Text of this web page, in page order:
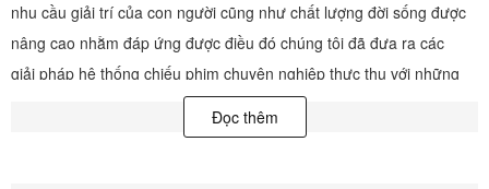
nhu cầu giải trí của con người cũng như chất lượng đời sống được
nâng cao nhằm đáp ứng được điều đó chúng tôi đã đưa ra các
giải pháp hệ thống chiếu phim chuyên nghiệp thực thụ với những
thước phim được tái tạo lại 1 cách trung thực nhất và ấn tượng nhất
cùng với những hệ thống âm thanh được nhập khẩu chính hãng rõ
Đọc thêm